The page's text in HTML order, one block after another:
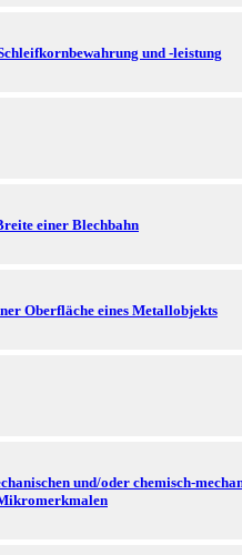
und -leistung
einer Blechbahn
Oberfläche eines Metallobjekts
und/oder chemisch-